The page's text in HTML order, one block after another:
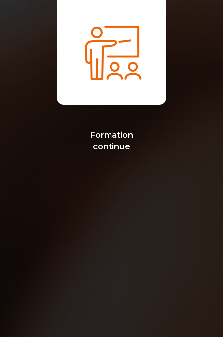
Formation
continue